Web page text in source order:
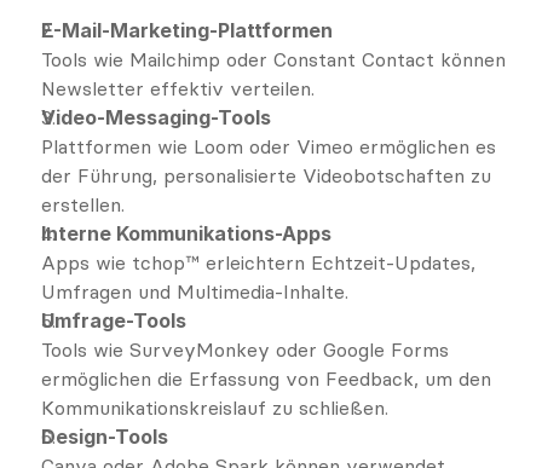
E-Mail-Marketing-Plattformen
Tools wie Mailchimp oder Constant Contact können
Newsletter effektiv verteilen.
Video-Messaging-Tools
Plattformen wie Loom oder Vimeo ermöglichen es
der Führung, personalisierte Videobotschaften zu
erstellen.
Interne Kommunikations-Apps
Apps wie tchop™ erleichtern Echtzeit-Updates,
Umfragen und Multimedia-Inhalte.
Umfrage-Tools
Tools wie SurveyMonkey oder Google Forms
ermöglichen die Erfassung von Feedback, um den
Kommunikationskreislauf zu schließen.
Design-Tools